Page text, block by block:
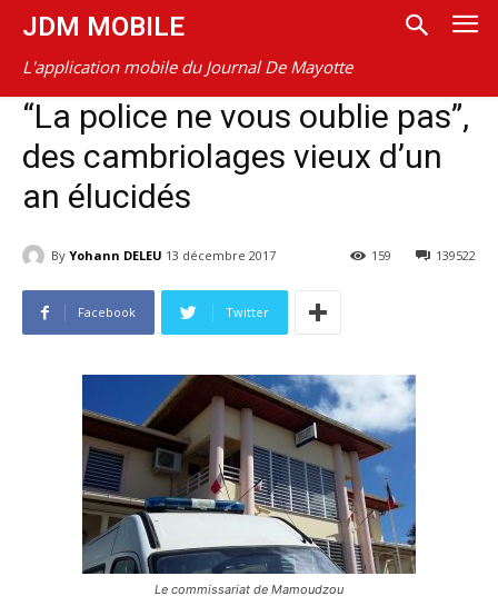
JDM MOBILE
L'application mobile du Journal De Mayotte
“La police ne vous oublie pas”,
des cambriolages vieux d’un
an élucidés
By Yohann DELEU 13 décembre 2017 139522
159
Facebook Twitter
Le commissariat de Mamoudzou